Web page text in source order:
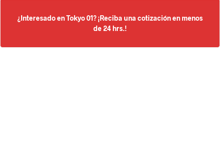
¿Interesado en Tokyo 01? ¡Reciba una cotización en menos
de 24 hrs.!